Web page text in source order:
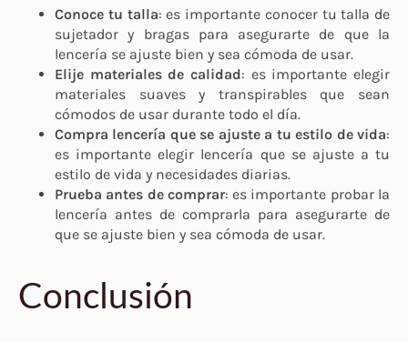
Conoce tu talla: es importante conocer tu talla de
sujetador y bragas para asegurarte de que la
lencería se ajuste bien y sea cómoda de usar.
Elije materiales de calidad: es importante elegir
materiales suaves y transpirables que sean
cómodos de usar durante todo el día.
Compra lencería que se ajuste a tu estilo de vida:
es importante elegir lencería que se ajuste a tu
estilo de vida y necesidades diarias.
Prueba antes de comprar: es importante probar la
lencería antes de comprarla para asegurarte de
que se ajuste bien y sea cómoda de usar.
Conclusión